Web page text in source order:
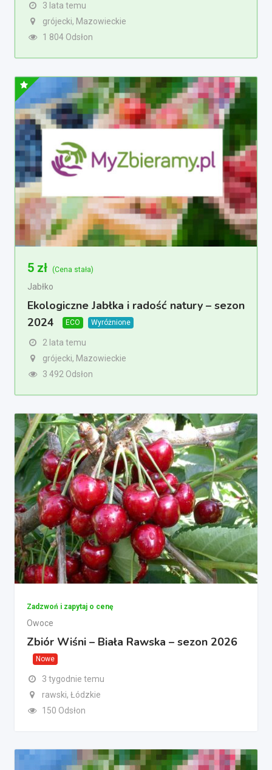
3 lata temu
grójecki, Mazowieckie
1 804 Odsłon
5 zł (Cena stała)
Jabłko
Ekologiczne Jabłka i radość natury – sezon
2024
ECO Wyróżnione
2 lata temu
grójecki, Mazowieckie
3 492 Odsłon
Zadzwoń i zapytaj o cenę
Owoce
Zbiór Wiśni – Biała Rawska – sezon 2026
Nowe
3 tygodnie temu
rawski, Łódzkie
150 Odsłon